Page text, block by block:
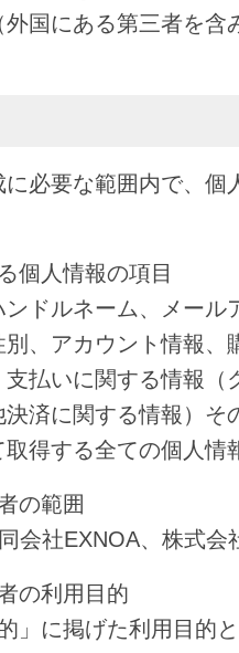
国にある第三者を含
必要な範囲内で、個
個人情報の項目
ドルネーム、メール
、アカウント情報、
払いに関する情報（
済に関する情報）そ
得する全ての個人情
の範囲
会社EXNOA、株式会
の利用目的
」に掲げた利用目的